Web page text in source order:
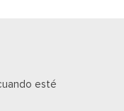
esté